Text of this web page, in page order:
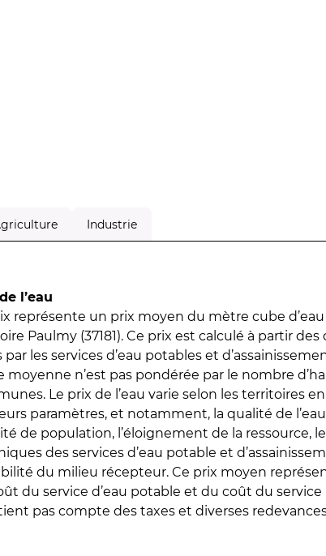
Industrie
l’eau
représente un prix moyen du mètre cube
Paulmy (37181). Ce prix est calculé à partir des
par les services d’eau potables et
moyenne n’est pas pondérée par le nombre
Le prix de l’eau varie selon les territoires
paramètres, et notamment, la qualité de
de population, l’éloignement de la ressource,
des services d’eau potable et
du milieu récepteur. Ce prix moyen
du service d’eau potable et du coût du service
pas compte des taxes et diverses